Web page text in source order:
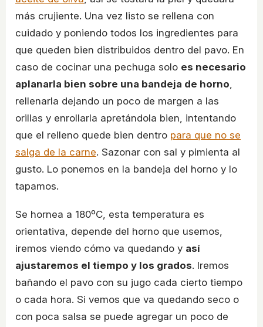
más crujiente. Una vez listo se rellena con
cuidado y poniendo todos los ingredientes para
que queden bien distribuidos dentro del pavo. En
caso de cocinar una pechuga solo es necesario
aplanarla bien sobre una bandeja de horno,
rellenarla dejando un poco de margen a las
orillas y enrollarla apretándola bien, intentando
que el relleno quede bien dentro para que no se
salga de la carne. Sazonar con sal y pimienta al
gusto. Lo ponemos en la bandeja del horno y lo
tapamos.
Se hornea a 180ºC, esta temperatura es
orientativa, depende del horno que usemos,
iremos viendo cómo va quedando y así
ajustaremos el tiempo y los grados. Iremos
bañando el pavo con su jugo cada cierto tiempo
o cada hora. Si vemos que va quedando seco o
con poca salsa se puede agregar un poco de